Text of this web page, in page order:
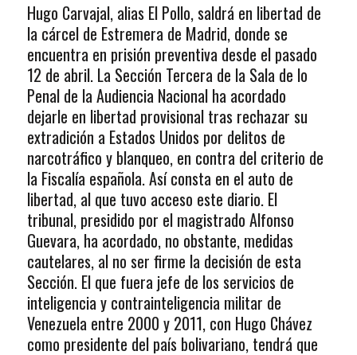
Hugo Carvajal, alias El Pollo, saldrá en libertad de
la cárcel de Estremera de Madrid, donde se
encuentra en prisión preventiva desde el pasado
12 de abril. La Sección Tercera de la Sala de lo
Penal de la Audiencia Nacional ha acordado
dejarle en libertad provisional tras rechazar su
extradición a Estados Unidos por delitos de
narcotráfico y blanqueo, en contra del criterio de
la Fiscalía española. Así consta en el auto de
libertad, al que tuvo acceso este diario. El
tribunal, presidido por el magistrado Alfonso
Guevara, ha acordado, no obstante, medidas
cautelares, al no ser firme la decisión de esta
Sección. El que fuera jefe de los servicios de
inteligencia y contrainteligencia militar de
Venezuela entre 2000 y 2011, con Hugo Chávez
como presidente del país bolivariano, tendrá que